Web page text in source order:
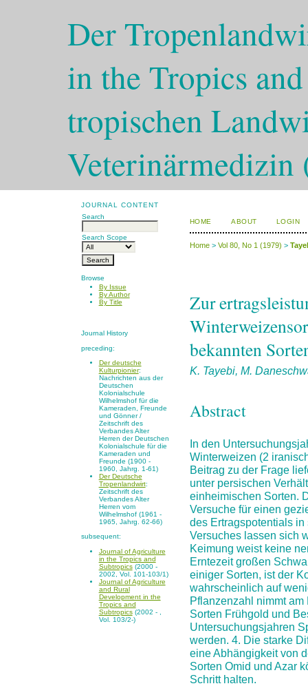
Der
in the Tropics
tropischen
Veterinärmedizin
JOURNAL CONTENT
Search
Search Scope
Browse
By Issue
By Author
By Title
Journal History
preceding:
Der deutsche
Kulturpionier:
Nachrichten aus der
Deutschen
Kolonialschule
Wilhelmshof für die
Kameraden, Freunde
und Gönner /
Zeitschrift des
Verbandes Alter
Herren der Deutschen
Kolonialschule für die
Kameraden und
Freunde (1900 -
1960, Jahrg. 1-61)
Der Deutsche
Tropenlandwirt:
Zeitschrift des
Verbandes Alter
Herren vom
Wilhelmshof (1961 -
1965, Jahrg. 62-66)
subsequent:
Journal of Agriculture
in the Tropics and
Subtropics(2000 -
2002, Vol. 101-103/1)
Journal of Agriculture
and Rural
Development in the
Tropics and
Subtropics(2002 - ,
Vol. 103/2-)
HOME ABOUT LOGIN
Home> Vol 80, No 1 (1979) >
Zur
bekannten
K. Tayebi, M.
Abstract
In den
Winterweizen (2
Beitrag zu der Frage
unter persischen
einheimischen Sorten.
Versuche für einen
des Ertragspotentials
Versuches lassen sich
Keimung weist keine
Erntezeit großen
einiger Sorten, ist der
wahrscheinlich auf
Pflanzenzahl nimmt
Sorten Frühgold und
Untersuchungsjahren
werden. 4. Die starke
eine Abhängigkeit von
Sorten Omid und Azar
Schritt halten.